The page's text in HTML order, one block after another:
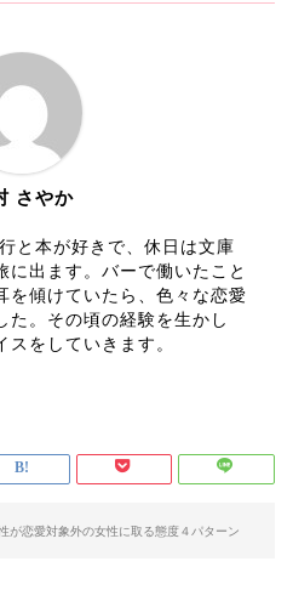
さやか
と本が好きで、休日は文庫
に出ます。バーで働いたこと
を傾けていたら、色々な恋愛
た。その頃の経験を生かし
をしていきます。
が恋愛対象外の女性に取る態度４パターン